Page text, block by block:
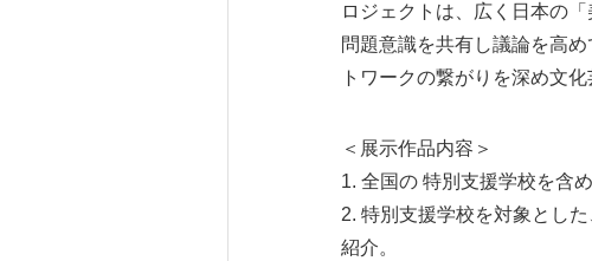
ロジェクトは、広く日本の
問題意識を共有し議論を高
トワークの繋がりを深め文
＜展示作品内容＞
1. 全国の 特別支援学校を含
2. 特別支援学校を対象とし
紹介。